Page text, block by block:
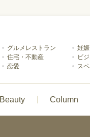
グルメレストラン
妊
住宅・不動産
ビ
恋愛 ス
Beauty Column